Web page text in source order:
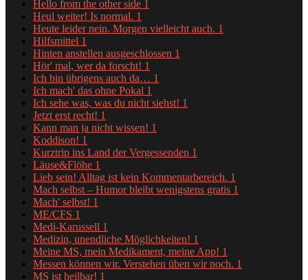
Hello from the other side 1
Heul weiter! Is normal. 1
Heute leider nein. Morgen vielleicht auch. 1
Hilfsmittel 1
Hinten anstellen ausgeschlossen 1
Hör' mal, wer da forscht! 1
Ich bin übrigens auch da… 1
Ich mach' das ohne Pokal 1
Ich sehe was, was du nicht siehst! 1
Jetzt erst recht! 1
Kann man ja nicht wissen! 1
Koddison! 1
Kurztrip ins Land der Vergessenden 1
Läuse&Flöhe 1
Lieb sein! Alltag ist kein Kommentarbereich. 1
Mach selbst – Humor bleibt wenigstens gratis 1
Mach' selbst! 1
ME/CFS 1
Medi-Karussell 1
Medizin, unendliche Möglichkeiten! 1
Meine MS, mein Medikament, meine App! 1
Messen können wir. Verstehen üben wir noch. 1
MS ist heilbar! 1